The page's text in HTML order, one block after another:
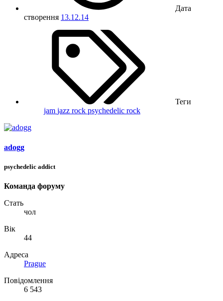
Дата
створення 13.12.14
Теги
jam jazz rock psychedelic rock
adogg
psychedelic addict
Команда форуму
Стать
чол
Вік
44
Адреса
Prague
Повідомлення
6 543